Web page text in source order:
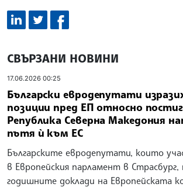
СВЪРЗАНИ НОВИНИ
17.06.2026 00:25
Български евродепутати
позиции пред ЕП относно
Република Северна Македония
пътя ѝ към ЕС
Българските евродепутати, които
в Европейския парламент в
годишните доклади на Европейската